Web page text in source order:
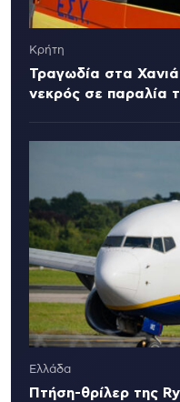
Κρήτη
Τραγωδία στα
νεκρός σε παραλία
Ελλάδα
Πτήση-θρίλερ της